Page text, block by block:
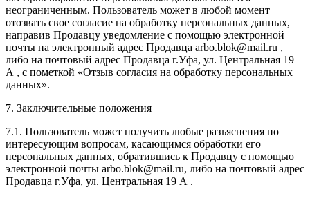
неограниченным. Пользователь может в любой момент
отозвать свое согласие на обработку персональных данных,
направив Продавцу уведомление с помощью электронной
почты на электронный адрес Продавца arbo.blok@mail.ru ,
либо на почтовый адрес Продавца г.Уфа, ул. Центральная 19
А , с пометкой «Отзыв согласия на обработку персональных
данных».
7. Заключительные положения
7.1. Пользователь может получить любые разъяснения по
интересующим вопросам, касающимся обработки его
персональных данных, обратившись к Продавцу с помощью
электронной почты arbo.blok@mail.ru, либо на почтовый адрес
Продавца г.Уфа, ул. Центральная 19 А .